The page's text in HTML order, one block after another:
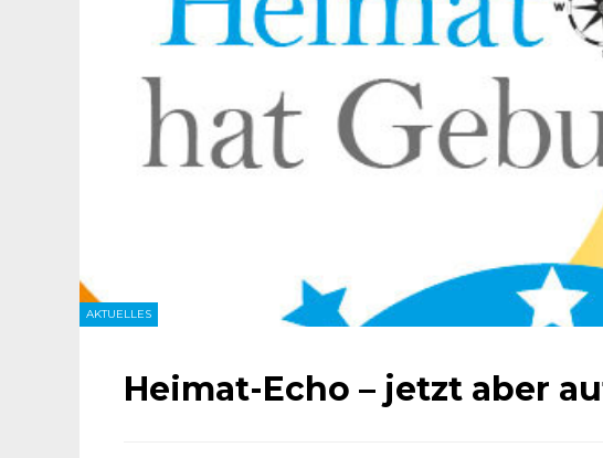
AKTUELLES
Heimat-Echo – jetzt aber